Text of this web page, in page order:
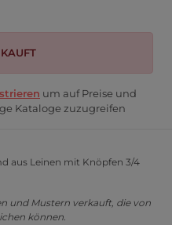
um auf Preise und
Kataloge zuzugreifen
aus Leinen mit Knöpfen 3/4
und Mustern verkauft, die von
können.